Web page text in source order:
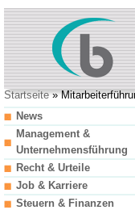
Startseite»
News
Management &
Unternehmensführung
Recht & Urteile
Job & Karriere
Steuern & Finanzen